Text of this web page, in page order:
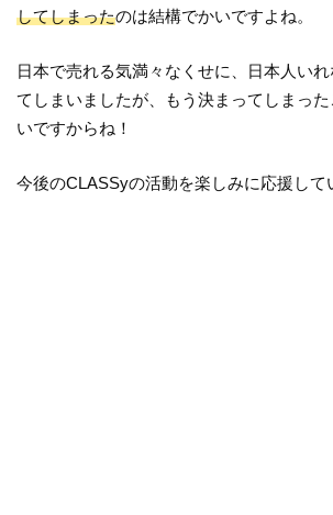
してしまったのは結構でかいですよね。
日本で売れる気満々なくせに、日本人い
てしまいましたが、もう決まってしまっ
いですからね！
今後のCLASSyの活動を楽しみに応援して